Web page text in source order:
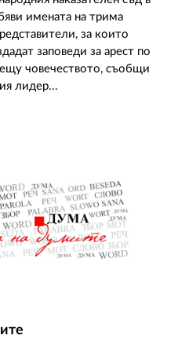
имената на трима
за които
заповеди за арест по
човечеството, съобщи
лидер...